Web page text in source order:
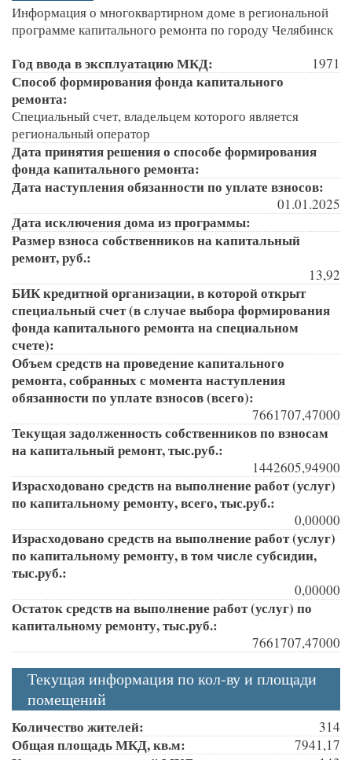
Информация о многоквартирном доме в региональной
программе капитального ремонта по городу Челябинск
Год ввода в эксплуатацию МКД: 1971
Способ формирования фонда капитального
ремонта:
Специальный счет, владельцем которого является
региональный оператор
Дата принятия решения о способе формирования
фонда капитального ремонта:
Дата наступления обязанности по уплате взносов:
01.01.2025
Дата исключения дома из программы:
Размер взноса собственников на капитальный
ремонт, руб.:
13,92
БИК кредитной организации, в которой открыт
специальный счет (в случае выбора формирования
фонда капитального ремонта на специальном
счете):
Объем средств на проведение капитального
ремонта, собранных с момента наступления
обязанности по уплате взносов (всего):
7661707,47000
Текущая задолженность собственников по взносам
на капитальный ремонт, тыс.руб.:
1442605,94900
Израсходовано средств на выполнение работ (услуг)
по капитальному ремонту, всего, тыс.руб.:
0,00000
Израсходовано средств на выполнение работ (услуг)
по капитальному ремонту, в том числе субсидии,
тыс.руб.:
0,00000
Остаток средств на выполнение работ (услуг) по
капитальному ремонту, тыс.руб.:
7661707,47000
Текущая информация по кол-ву и площади
помещений
Количество жителей: 314
Общая площадь МКД, кв.м: 7941,17